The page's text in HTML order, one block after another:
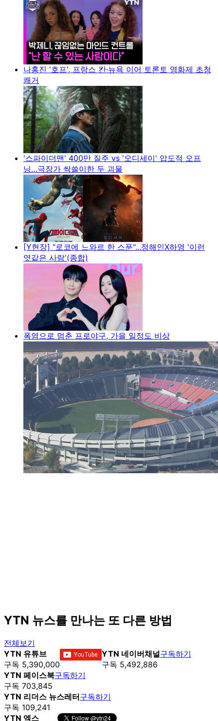
나홍진 '호프', 프랑스 칸·뉴욕 이어 토론토 영화제 초청
쾌거
'스파이더맨' 400만 질주 vs '오디세이' 압도적 오프
닝…극장가 싹쓸이한 두 괴물
[Y현장] "로코에 느와르 한 스푼"...정해인X하영 '이런
엿같은 사랑'(종합)
폭염으로 멈춘 프로야구, 가을 일정도 비상
YTN 뉴스를 만나는 또 다른 방법
전체보기
YTN 유튜브
구독 5,390,000
YTN 네이버채널
구독 5,492,886
구독하기
YTN 페이스북
구독 703,845
구독하기
YTN 리더스 뉴스레터
구독 109,241
구독하기
YTN 엑스